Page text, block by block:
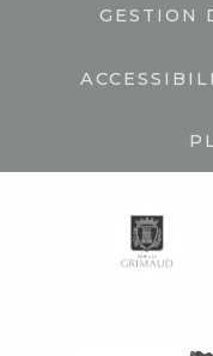
GESTION